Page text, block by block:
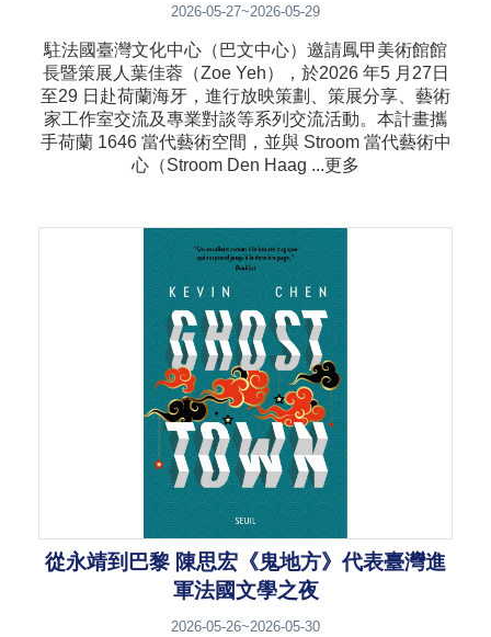
2026-05-27~2026-05-29
駐法國臺灣文化中心（巴文中心）邀請鳳甲美術館館
長暨策展人葉佳蓉（Zoe Yeh），於2026 年5 月27日
至29 日赴荷蘭海牙，進行放映策劃、策展分享、藝術
家工作室交流及專業對談等系列交流活動。本計畫攜
手荷蘭 1646 當代藝術空間，並與 Stroom 當代藝術中
心（Stroom Den Haag ...更多
從永靖到巴黎 陳思宏《鬼地方》代表臺灣進
軍法國文學之夜
2026-05-26~2026-05-30